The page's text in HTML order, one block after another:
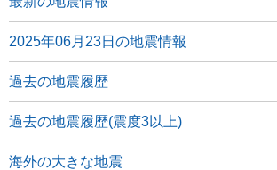
2025年06月23日の地震情報
過去の地震履歴
過去の地震履歴(震度3以上)
海外の大きな地震